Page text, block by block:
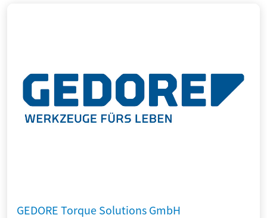
GEDORE Torque Solutions GmbH